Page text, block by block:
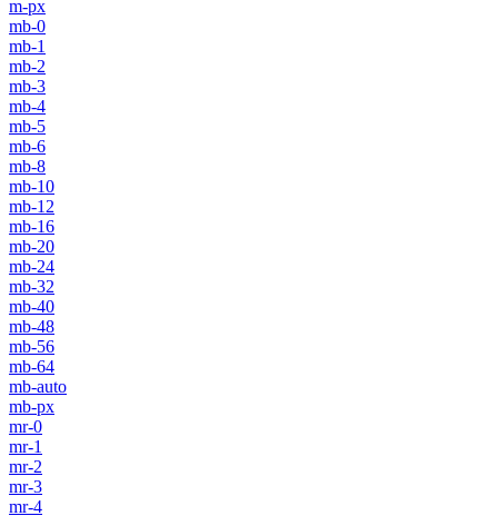
m-px
mb-0
mb-1
mb-2
mb-3
mb-4
mb-5
mb-6
mb-8
mb-10
mb-12
mb-16
mb-20
mb-24
mb-32
mb-40
mb-48
mb-56
mb-64
mb-auto
mb-px
mr-0
mr-1
mr-2
mr-3
mr-4